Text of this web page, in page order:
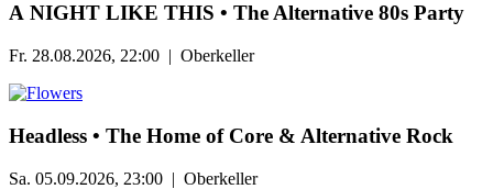
А NIGHT LIKE THIS • The Alternative 80s Party
Fr. 28.08.2026, 22:00 | Oberkeller
Headless • The Home of Core & Alternative Rock
Sa. 05.09.2026, 23:00 | Oberkeller